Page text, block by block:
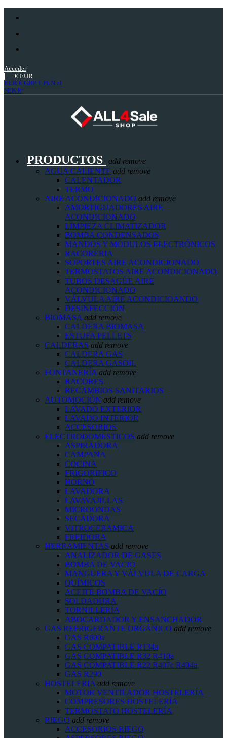
Acceder
€ EUR
EUR € GBP £ PLN zł
SEK kr
PRODUCTOS add remove
AGUA CALIENTE add remove
CALENTADOR
TERMO
AIRE ACONDICIONADO add remove
AMORTIGUADORES AIRE
ACONDICIONADO
LIMPIEZA CLIMATIZADOR
BOMBA CONDENSADOS
MANDOS Y MÓDULOS ELECTRÓNICOS
RACORERIA
SOPORTES AIRE ACONDICIONADO
TERMOSTATOS AIRE ACONDICIONADO
TUBOS DESAGÜE AIRE
ACONDICIONADO
VÁLVULA AIRE ACONDICIOANDO
DESINFECCIÓN
BIOMASA add remove
CALDERA BIOMASA
ESTUFA PELLETS
CALDERAS add remove
CALDERA GAS
CALDERA GASOIL
FONTANERÍA add remove
RACORES
RECAMBIOS SANITARIOS
AUTOMOCIÓN add remove
LAVADO EXTERIOR
LAVADO INTERIOR
ACCESORIOS
ELECTRODOMESTICOS add remove
ASPIRADORA
CAMPANA
COCINA
FRIGORIFICO
HORNO
LAVADORA
LAVAVAJILLAS
MICROONDAS
SECADORA
VITROCERAMICA
FREIDORA
HERRAMIENTAS add remove
ANALIZADOR DE GASES
BOMBA DE VACIO
MANGUERA Y VÁLVULA DE CARGA
QUÍMICOS
ACEITE BOMBA DE VACÍO
SOLDADURA
TORNILLERÍA
ABOCARDADOR Y ENSANCHADOR
GAS REFRIGERANTE ORGÁNICO add remove
GAS R600a
GAS COMPATIBLE R134a
GAS COMPATIBLE R32 R410a
GAS COMPATIBLE R22 R407c R404a
GAS R290
HOSTELERIA add remove
MOTOR VENTILADOR HOSTELERÍA
COMPRESORES HOSTELERÍA
TERMOSTATO HOSTELERÍA
RIEGO add remove
ACCESORIOS RIEGO